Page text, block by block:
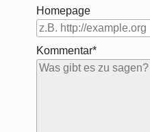
Homepage
Kommentar*